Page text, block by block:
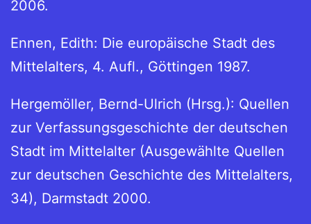
2006.
Ennen, Edith: Die europäische Stadt des
Mittelalters, 4. Aufl., Göttingen 1987.
Hergemöller, Bernd-Ulrich (Hrsg.): Quellen
zur Verfassungsgeschichte der deutschen
Stadt im Mittelalter (Ausgewählte Quellen
zur deutschen Geschichte des Mittelalters,
34), Darmstadt 2000.